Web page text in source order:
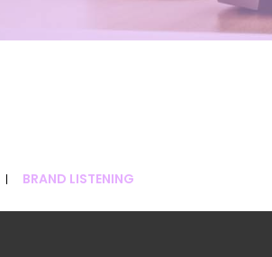
BRAND LISTENING